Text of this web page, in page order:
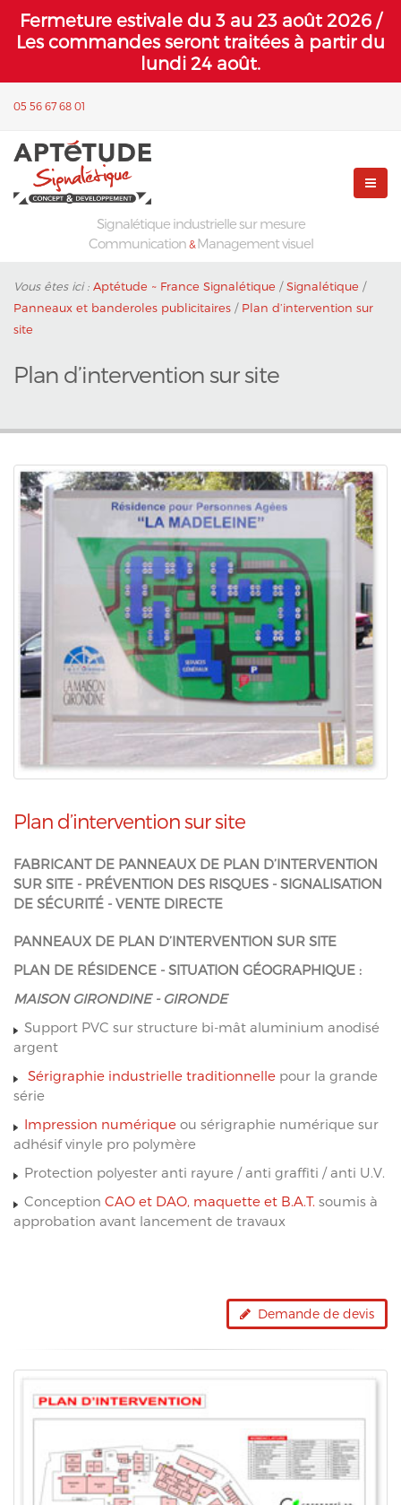
Fermeture estivale du 3 au 23 août 2026 /
Les commandes seront traitées à partir du
lundi 24 août.
05 56 67 68 01
Signalétique industrielle sur mesure
Communication & Management visuel
Vous êtes ici : Aptétude ~ France Signalétique /Signalétique /
Panneaux et banderoles publicitaires / Plan d’intervention sur
site
Plan d’intervention sur site
Plan d’intervention sur site
FABRICANT DE PANNEAUX DE PLAN D’INTERVENTION
SUR SITE - PRÉVENTION DES RISQUES - SIGNALISATION
DE SÉCURITÉ - VENTE DIRECTE
PANNEAUX DE PLAN D’INTERVENTION SUR SITE
PLAN DE RÉSIDENCE - SITUATION GÉOGRAPHIQUE :
MAISON GIRONDINE - GIRONDE
Support PVC sur structure bi-mât aluminium anodisé
argent
Sérigraphie industrielle traditionnelle pour la grande
série
Impression numérique ou sérigraphie numérique sur
adhésif vinyle pro polymère
Protection polyester anti rayure / anti graffiti / anti U.V.
Conception CAO et DAO, maquette et B.A.T. soumis à
approbation avant lancement de travaux
Demande de devis